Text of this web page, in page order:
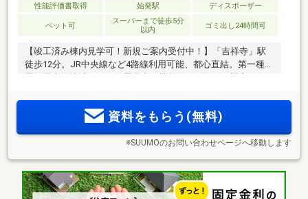
性能評価書取得 始発駅 ディスポーザー
ペット可
スーパーまで徒歩5分
以内
ゴミ出し24時間可
【竣工済み棟内見学可！新規ご案内受付中！】「吉祥寺」駅
徒歩12分。JR中央線など4路線利用可能、都心直結。第一種低
資料をもらう(無料)
※SUUMOのお問い合わせページへ移動します